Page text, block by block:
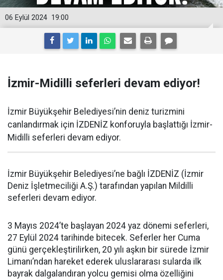
19:00
06 Eylül 2024
İzmir-Midilli seferleri devam ediyor!
İzmir Büyükşehir Belediyesi’nin deniz turizmini
canlandırmak için İZDENİZ konforuyla başlattığı İzmir-
Midilli seferleri devam ediyor.
İzmir Büyükşehir Belediyesi’ne bağlı İZDENİZ (İzmir
Deniz İşletmeciliği A.Ş.) tarafından yapılan Mildilli
seferleri devam ediyor.
3 Mayıs 2024’te başlayan 2024 yaz dönemi seferleri,
27 Eylül 2024 tarihinde bitecek. Seferler her Cuma
günü gerçekleştirilirken, 20 yılı aşkın bir sürede İzmir
Limanı’ndan hareket ederek uluslararası sularda ilk
bayrak dalgalandıran yolcu gemisi olma özelliğini